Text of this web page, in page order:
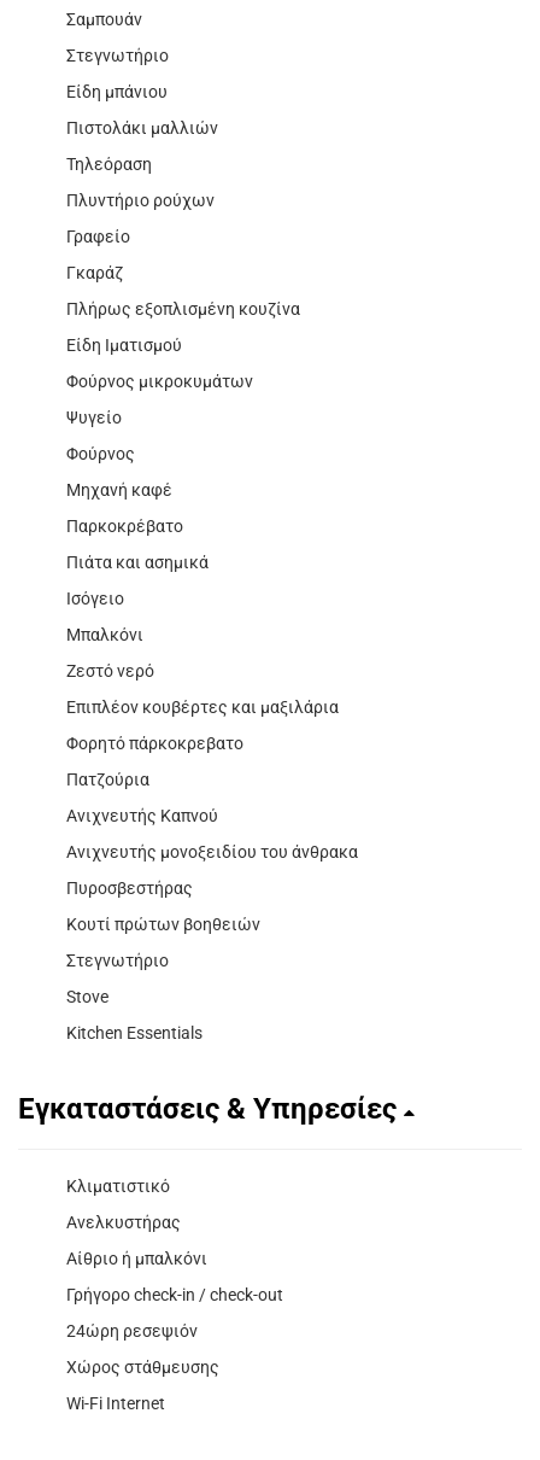
Σαμπουάν
Στεγνωτήριο
Είδη μπάνιου
Πιστολάκι μαλλιών
Τηλεόραση
Πλυντήριο ρούχων
Γραφείο
Γκαράζ
Πλήρως εξοπλισμένη κουζίνα
Είδη Ιματισμού
Φούρνος μικροκυμάτων
Ψυγείο
Φούρνος
Μηχανή καφέ
Παρκοκρέβατο
Πιάτα και ασημικά
Ισόγειο
Μπαλκόνι
Ζεστό νερό
Επιπλέον κουβέρτες και μαξιλάρια
Φορητό πάρκοκρεβατο
Πατζούρια
Ανιχνευτής Καπνού
Ανιχνευτής μονοξειδίου του άνθρακα
Πυροσβεστήρας
Κουτί πρώτων βοηθειών
Στεγνωτήριο
Stove
Kitchen Essentials
Εγκαταστάσεις & Υπηρεσίες
Κλιματιστικό
Ανελκυστήρας
Αίθριο ή μπαλκόνι
Γρήγορο check-in / check-out
24ώρη ρεσεψιόν
Χώρος στάθμευσης
Wi-Fi Internet